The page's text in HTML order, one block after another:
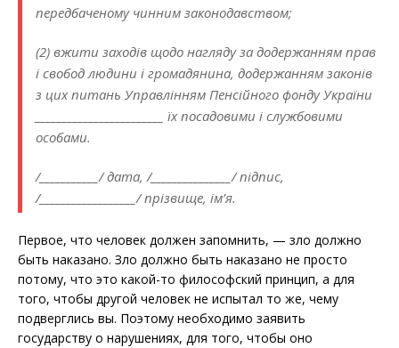
передбаченому чинним законодавством;
(2) вжити заходів щодо нагляду за додержанням прав
і свобод людини і громадянина, додержанням законів
з цих питань Управлінням Пенсійного фонду України
________________________ їх посадовими і службовими
особами.
/___________/ дата, /_______________/ підпис,
/__________________/ прізвище, ім’я.
Первое, что человек должен запомнить, — зло должно
быть наказано. Зло должно быть наказано не просто
потому, что это какой-то философский принцип, а для
того, чтобы другой человек не испытал то же, чему
подверглись вы. Поэтому необходимо заявить
государству о нарушениях, для того, чтобы оно